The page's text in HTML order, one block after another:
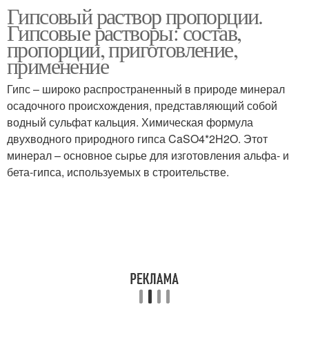
Фасадные штукатурки Штукатурные растворы
Штукатурный раствор Раствор в зависимости
Добавки для
штукатурных
Штукатурки для стен
Гипсовый раствор пропорции.
Гипсовые растворы: состав,
пропорции, приготовление,
применение
Гипс – широко распространенный в природе минерал
осадочного происхождения, представляющий собой
водный сульфат кальция. Химическая формула
двухводного природного гипса CaSO4*2H2O. Этот
минерал – основное сырье для изготовления альфа- и
бета-гипса, используемых в строительстве.